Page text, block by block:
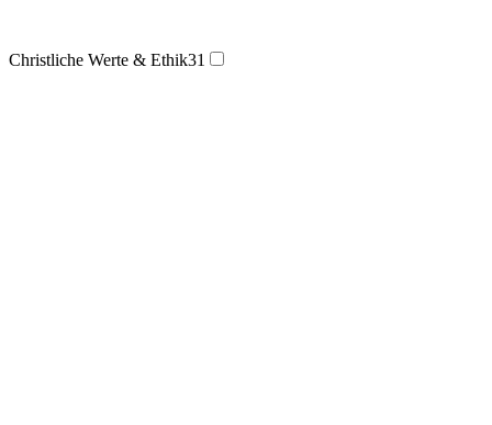
Christliche Werte & Ethik31